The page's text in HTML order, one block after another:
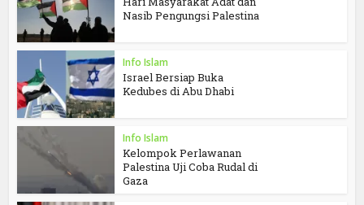
Nasib Pengungsi Palestina
Info Islam
Israel Bersiap Buka
Kedubes di Abu Dhabi
Info Islam
Kelompok Perlawanan
Palestina Uji Coba Rudal di
Gaza